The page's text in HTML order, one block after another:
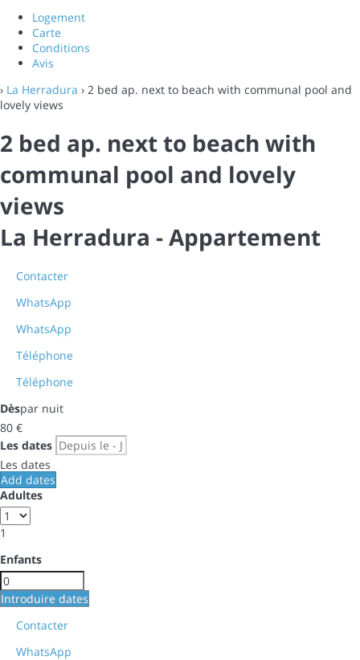
Logement
Carte
Conditions
Avis
› La Herradura › 2 bed ap. next to beach with communal pool and
lovely views
2 bed ap. next to beach with
communal pool and lovely
views
La Herradura -Appartement
Contacter
WhatsApp
WhatsApp
Téléphone
Téléphone
Dèspar nuit
80 €
Les dates
Les dates
Add dates
Adultes
1
Enfants
Introduire dates
Contacter
WhatsApp